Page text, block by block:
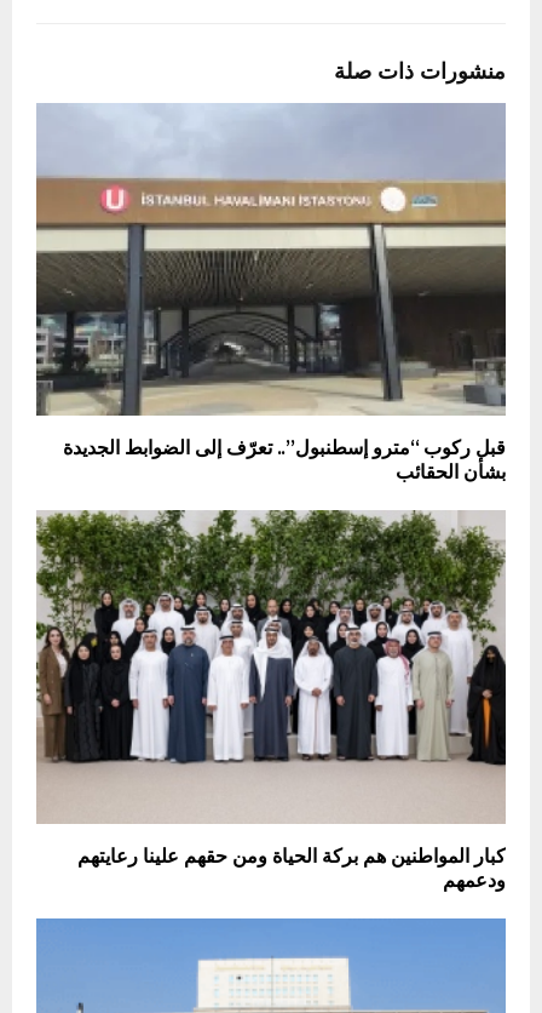
منشورات ذات صلة
قبل ركوب “مترو إسطنبول”.. تعرّف إلى الضوابط الجديدة
بشأن الحقائب
كبار المواطنين هم بركة الحياة ومن حقهم علينا رعايتهم
ودعمهم